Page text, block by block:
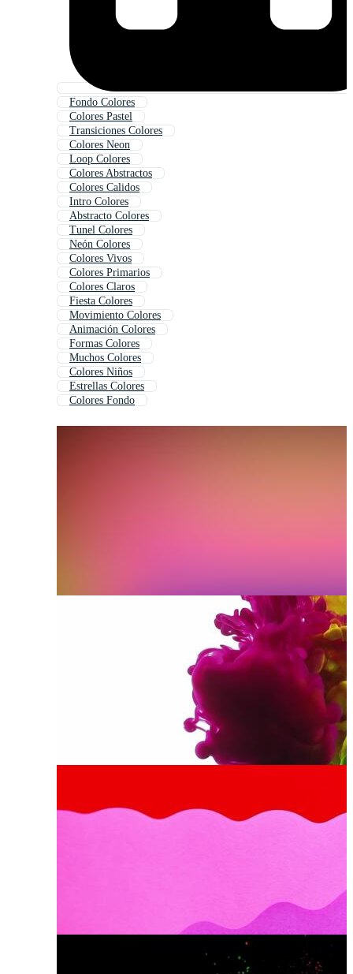
Fondo Colores
Colores Pastel
Transiciones Colores
Colores Neon
Loop Colores
Colores Abstractos
Colores Calidos
Intro Colores
Abstracto Colores
Tunel Colores
Neón Colores
Colores Vivos
Colores Primarios
Colores Claros
Fiesta Colores
Movimiento Colores
Animación Colores
Formas Colores
Muchos Colores
Colores Niños
Estrellas Colores
Colores Fondo